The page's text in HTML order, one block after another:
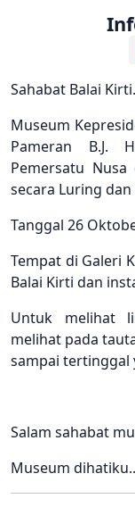
Sahabat Balai
Museum
Pameran B.J.
Pemersatu
secara Luring
Tanggal 26
Tempat di Galeri
Balai Kirti dan
Untuk melihat
melihat pada
sampai tertinggal
Salam sahabat
Museum dihatiku..